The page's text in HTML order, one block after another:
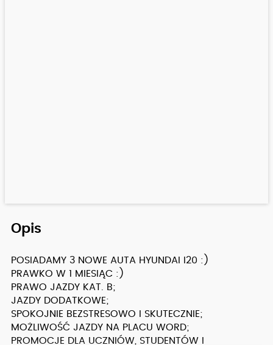
Opis
POSIADAMY 3 NOWE AUTA HYUNDAI I20 :)
PRAWKO W 1 MIESIĄC :)
PRAWO JAZDY KAT. B;
JAZDY DODATKOWE;
SPOKOJNIE BEZSTRESOWO I SKUTECZNIE;
MOŻLIWOŚĆ JAZDY NA PLACU WORD;
PROMOCJE DLA UCZNIÓW, STUDENTÓW I